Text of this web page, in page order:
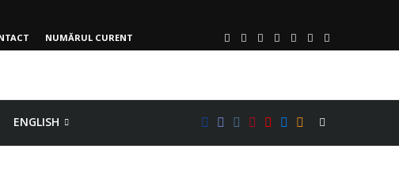
NUMĂRUL CURENT
ENGLISH